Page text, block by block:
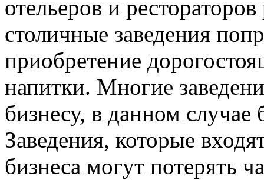
отельеров и
столичные заведения
приобретение
напитки. Многие
бизнесу, в данном
Заведения, которые
бизнеса могут потерять